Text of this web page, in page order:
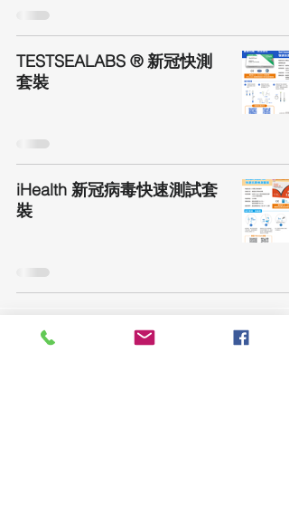
TESTSEALABS ®️ 新冠快測
套裝
iHealth 新冠病毒快速測試套
裝